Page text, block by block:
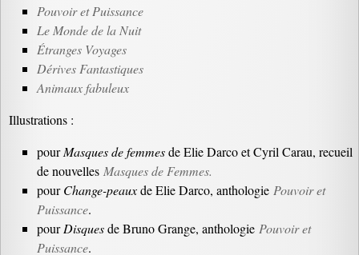
Pouvoir et Puissance
Le Monde de la Nuit
Étranges Voyages
Dérives Fantastiques
Animaux fabuleux
Illustrations :
pourMasques de femmesde Elie Darco et Cyril Carau, recueil
de nouvelles Masques de Femmes.
pourChange-peauxde Elie Darco, anthologie Pouvoir et
Puissance.
pourDisquesde Bruno Grange, anthologie Pouvoir et
Puissance.